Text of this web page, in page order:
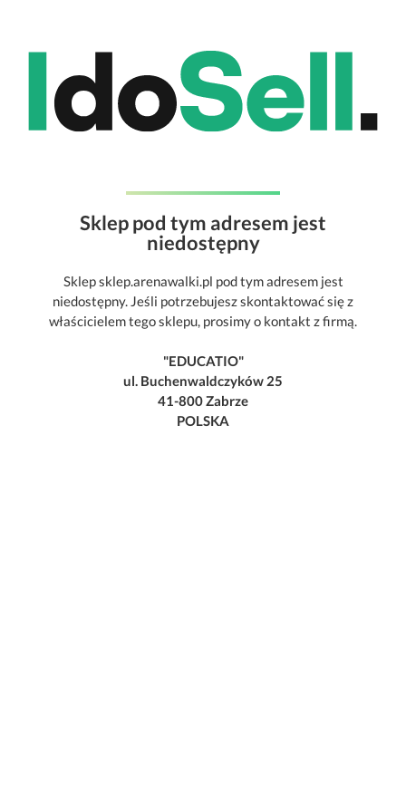
Sklep pod tym adresem jest
niedostępny
Sklep sklep.arenawalki.pl pod tym adresem jest
niedostępny. Jeśli potrzebujesz skontaktować się z
właścicielem tego sklepu, prosimy o kontakt z firmą.
"EDUCATIO"
ul. Buchenwaldczyków 25
41-800 Zabrze
POLSKA